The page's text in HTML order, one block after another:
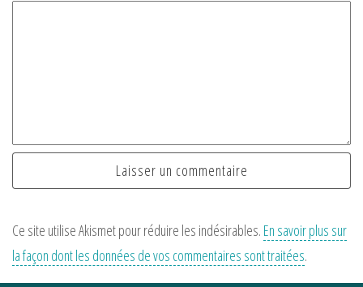
Ce site utilise Akismet pour réduire les indésirables. En savoir plus sur
la façon dont les données de vos commentaires sont traitées.